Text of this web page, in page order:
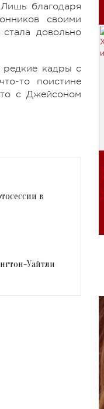
благодаря
своими
довольно
кадры с
то поистине
с Джейсоном
в
Уайтли